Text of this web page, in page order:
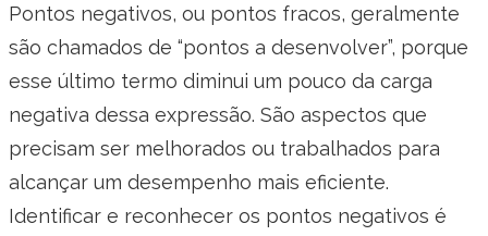
Pontos negativos, ou pontos fracos, geralmente
são chamados de “pontos a desenvolver”, porque
esse último termo diminui um pouco da carga
negativa dessa expressão. São aspectos que
precisam ser melhorados ou trabalhados para
alcançar um desempenho mais eficiente.
Identificar e reconhecer os pontos negativos é